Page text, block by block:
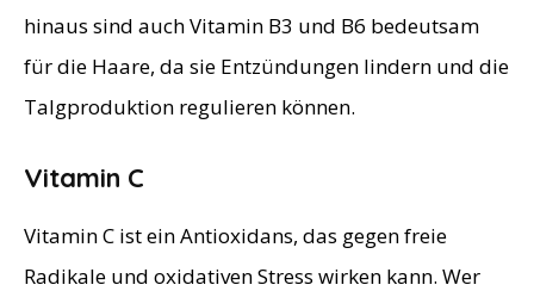
hinaus sind auch Vitamin B3 und B6 bedeutsam
für die Haare, da sie Entzündungen lindern und die
Talgproduktion regulieren können.
Vitamin C
Vitamin C ist ein Antioxidans, das gegen freie
Radikale und oxidativen Stress wirken kann. Wer